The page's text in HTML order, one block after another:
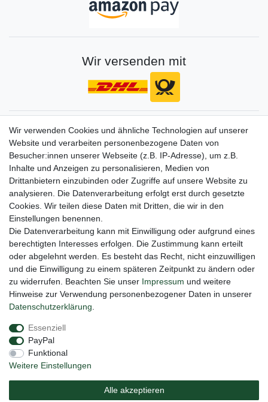
Wir versenden mit
Gerne halten wir sie auf dem Laufenden
VORNAME NACHNAME
Newsletter
Honig
Hiermit bestätige ich, dass ich dieDaten­schutz­erklärunggelesen habe. Meine
Einwilligung kann ich jederzeit widerrufen.**
Abonnieren
** Hierbei handelt es sich um ein Pflichtfeld.
Impressum
Barrierefreiheitserklärung
Versand Elektrogesetz Bedienungsanleitung
Wir verwenden Cookies und ähnliche Technologien auf unserer
Website und verarbeiten personenbezogene Daten von
Besucher:innen unserer Webseite (z.B. IP-Adresse), um z.B.
Inhalte und Anzeigen zu personalisieren, Medien von
Drittanbietern einzubinden oder Zugriffe auf unsere Website zu
analysieren. Die Datenverarbeitung erfolgt erst durch gesetzte
Cookies. Wir teilen diese Daten mit Dritten, die wir in den
Einstellungen benennen.
Die Datenverarbeitung kann mit Einwilligung oder aufgrund eines
berechtigten Interesses erfolgen. Die Zustimmung kann erteilt
oder abgelehnt werden. Es besteht das Recht, nicht einzuwilligen
und die Einwilligung zu einem späteren Zeitpunkt zu ändern oder
zu widerrufen. Beachten Sie unser Impressum und weitere
Hinweise zur Verwendung personenbezogener Daten in unserer
Daten­schutz­erklärung
Essenziell
PayPal
Funktional
Weitere Einstellungen
Alle akzeptieren